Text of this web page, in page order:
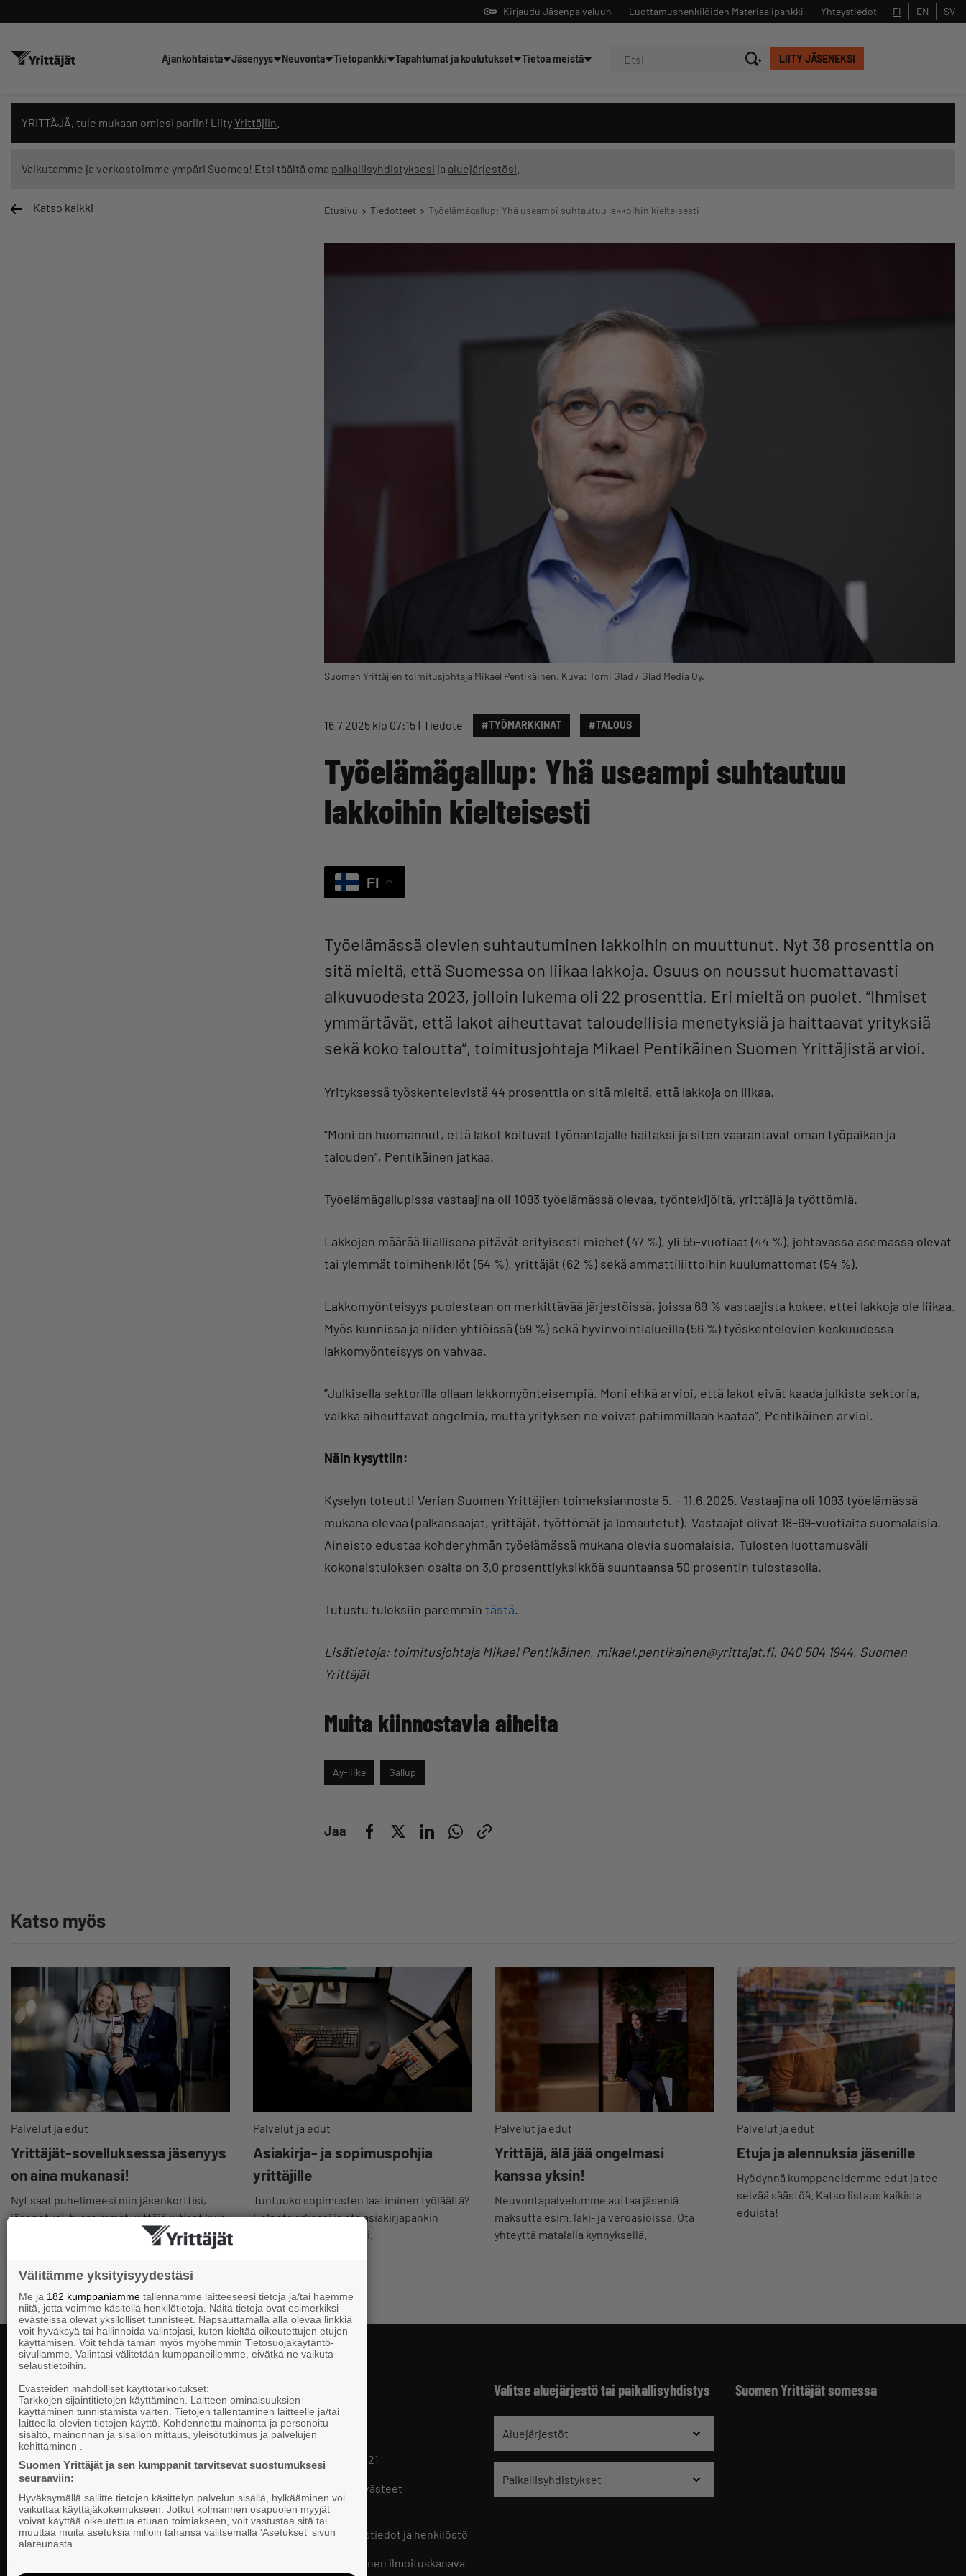
Kirjaudu Jäsenpalveluun Yhteystiedot
Luottamushenkilöiden Materiaalipankki FI EN SV
LIITY JÄSENEKSI
Ajankohtaista Jäsenyys Neuvonta Tietopankki Tapahtumat ja koulutukset Tietoa meistä
YRITTÄJÄ, tule mukaan omiesi pariin! Liity Yrittäjiin
Vaikutamme ja verkostoimme ympäri Suomea! Etsi täältä oma paikallisyhdistyksesi ja aluejärjestösi
Katso kaikki Etusivu Tiedotteet Työelämägallup: Yhä useampi suhtautuu lakkoihin kielteisesti
Suomen Yrittäjien toimitusjohtaja Mikael Pentikäinen. Kuva: Tomi Glad / Glad Media Oy.
16.7.2025 klo 07:15 Tiedote #TYÖMARKKINAT #TALOUS
Työelämägallup: Yhä useampi suhtautuu
lakkoihin kielteisesti
FI
Työelämässä olevien suhtautuminen lakkoihin on muuttunut. Nyt 38 prosenttia on
sitä mieltä, että Suomessa on liikaa lakkoja. Osuus on noussut huomattavasti
alkuvuodesta 2023, jolloin lukema oli 22 prosenttia. Eri mieltä on puolet. ”Ihmiset
ymmärtävät, että lakot aiheuttavat taloudellisia menetyksiä ja haittaavat yrityksiä
sekä koko taloutta”, toimitusjohtaja Mikael Pentikäinen Suomen Yrittäjistä arvioi.
Yrityksessä työskentelevistä 44 prosenttia on sitä mieltä, että lakkoja on liikaa.
”Moni on huomannut, että lakot koituvat työnantajalle haitaksi ja siten vaarantavat oman työpaikan ja
talouden”, Pentikäinen jatkaa.
Työelämägallupissa vastaajina oli 1 093 työelämässä olevaa, työntekijöitä, yrittäjiä ja työttömiä.
Lakkojen määrää liiallisena pitävät erityisesti miehet (47 %), yli 55-vuotiaat (44 %), johtavassa asemassa olevat
tai ylemmät toimihenkilöt (54 %), yrittäjät (62 %) sekä ammattiliittoihin kuulumattomat (54 %).
Lakkomyönteisyys puolestaan on merkittävää järjestöissä, joissa 69 % vastaajista kokee, ettei lakkoja ole liikaa.
Myös kunnissa ja niiden yhtiöissä (59 %) sekä hyvinvointialueilla (56 %) työskentelevien keskuudessa
lakkomyönteisyys on vahvaa.
”Julkisella sektorilla ollaan lakkomyönteisempiä. Moni ehkä arvioi, että lakot eivät kaada julkista sektoria,
vaikka aiheuttavat ongelmia, mutta yrityksen ne voivat pahimmillaan kaataa”, Pentikäinen arvioi.
Näin kysyttiin:
Kyselyn toteutti Verian Suomen Yrittäjien toimeksiannosta 5. – 11.6.2025. Vastaajina oli 1 093 työelämässä
mukana olevaa (palkansaajat, yrittäjät, työttömät ja lomautetut). Vastaajat olivat 18–69-vuotiaita suomalaisia.
Aineisto edustaa kohderyhmän työelämässä mukana olevia suomalaisia. Tulosten luottamusväli
kokonaistuloksen osalta on 3,0 prosenttiyksikköä suuntaansa 50 prosentin tulostasolla.
Tutustu tuloksiin paremmin tästä.
Lisätietoja: toimitusjohtaja Mikael Pentikäinen, mikael.pentikainen@yrittajat.fi, 040 504 1944, Suomen
Yrittäjät
Muita kiinnostavia aiheita
Ay-liike Gallup
Jaa
Katso myös
Palvelut ja edut
Yrittäjät-sovelluksessa jäsenyys
on aina mukanasi!
Nyt saat puhelimeesi niin jäsenkorttisi,
jäsenetusi, tuoreimmat yrittäjäuutiset kuin
myös hyödylliset koulutukset sekä
Palvelut ja edut
Asiakirja- ja sopimuspohjia
yrittäjille
Tuntuuko sopimusten laatiminen työläältä?
Helpota arkeasi ja ota asiakirjapankin
valmiit pohjat käyttöösi.
Palvelut ja edut
Yrittäjä, älä jää ongelmasi
kanssa yksin!
Neuvontapalvelumme auttaa jäseniä
maksutta esim. laki- ja veroasioissa. Ota
yhteyttä matalalla kynnyksellä.
Palvelut ja edut
Etuja ja alennuksia jäsenille
Hyödynnä kumppaneidemme edut ja tee
selvää säästöä. Katso listaus kaikista
eduista!
Valtakunnallista, alueellista ja paikallista
vaikuttamista pk-yrittäjien puolesta.
Suomen Yrittäjät
PL 999, 00101 HELSINKI
Puhelinvaihde 09 229 221
Tietosuojaseloste ja evästeet
Evästeasetukset
Keskusjärjestön yhteystiedot ja henkilöstö
Suomen Yrittäjien sisäinen ilmoituskanava
Valitse aluejärjestö tai paikallisyhdistys
Aluejärjestöt
Paikallisyhdistykset
Suomen Yrittäjät somessa
Sulje
Hae sivustolta tai kysy suoraan Yrittäjien tekoälyltä
Välitämme yksityisyydestäsi
Me ja 182 kumppaniamme tallennamme laitteeseesi tietoja ja/tai haemme
niitä, jotta voimme käsitellä henkilötietoja. Näitä tietoja ovat esimerkiksi
evästeissä olevat yksilölliset tunnisteet. Napsauttamalla alla olevaa linkkiä
voit hyväksyä tai hallinnoida valintojasi, kuten kieltää oikeutettujen etujen
käyttämisen. Voit tehdä tämän myös myöhemmin Tietosuojakäytäntö-
sivullamme. Valintasi välitetään kumppaneillemme, eivätkä ne vaikuta
selaustietoihin.
Evästeiden mahdolliset käyttötarkoitukset:
Tarkkojen sijaintitietojen käyttäminen. Laitteen ominaisuuksien
käyttäminen tunnistamista varten. Tietojen tallentaminen laitteelle ja/tai
laitteella olevien tietojen käyttö. Kohdennettu mainonta ja personoitu
sisältö, mainonnan ja sisällön mittaus, yleisötutkimus ja palvelujen
kehittäminen .
Suomen Yrittäjät ja sen kumppanit tarvitsevat suostumuksesi
seuraaviin:
Hyväksymällä sallitte tietojen käsittelyn palvelun sisällä, hylkääminen voi
vaikuttaa käyttäjäkokemukseen. Jotkut kolmannen osapuolen myyjät
voivat käyttää oikeutettua etuaan toimiakseen, voit vastustaa sitä tai
muuttaa muita asetuksia milloin tahansa valitsemalla 'Asetukset' sivun
alareunasta.